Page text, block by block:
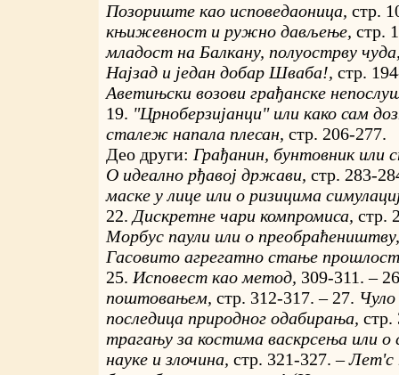
Позориште као исповедаоница, стр.
књижевност и ружно дављење, стр.
младост на Балкану, полуострву
Најзад и један добар Шваба!, стр.
Аветињски возови грађанске
19. "Црноберзијанци" или како сам
сталеж напала плесан, стр. 206-277.
Део други: Грађанин, бунтовник или
О идеално рђавој држави, стр. 283-
маске у лице или о ризицима
22. Дискретне чари компромиса, стр.
Морбус паули или о
Гасовито агрегатно стање
25. Исповест као метод, 309-311. –
поштовањем, стр. 312-317. – 27.
последица природног одабирања,
трагању за костима васкрсења или о
науке и злочина, стр. 321-327. –Лет'с